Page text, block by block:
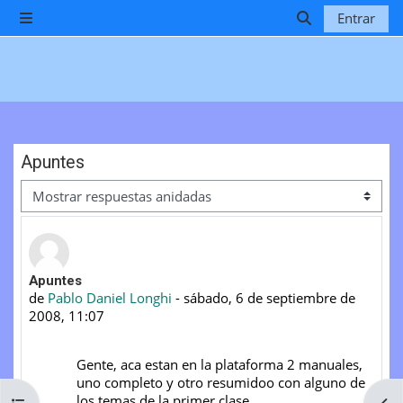
Salta al contenido principal
Panel lateral
Selector de
Entrar
Apuntes
Mostrar modo
Apuntes
de Pablo Daniel Longhi - sábado, 6 de septiembre de
2008, 11:07
Número de respuestas: 0
Gente, aca estan en la plataforma 2 manuales,
uno completo y otro resumidoo con alguno de